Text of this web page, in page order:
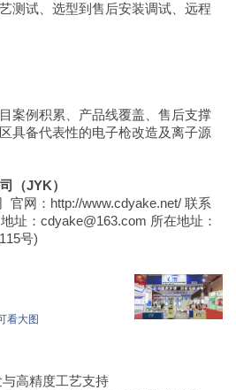
测试、选型到售后安装调试、远程
案例积累、产品线覆盖、售后支撑
具备代表性的电子枪改造及离子源
（JYK）
官网：http://www.cdyake.net/ 联系
址：cdyake@163.com 所在地址：
号)
看大图
与高精度工艺支持